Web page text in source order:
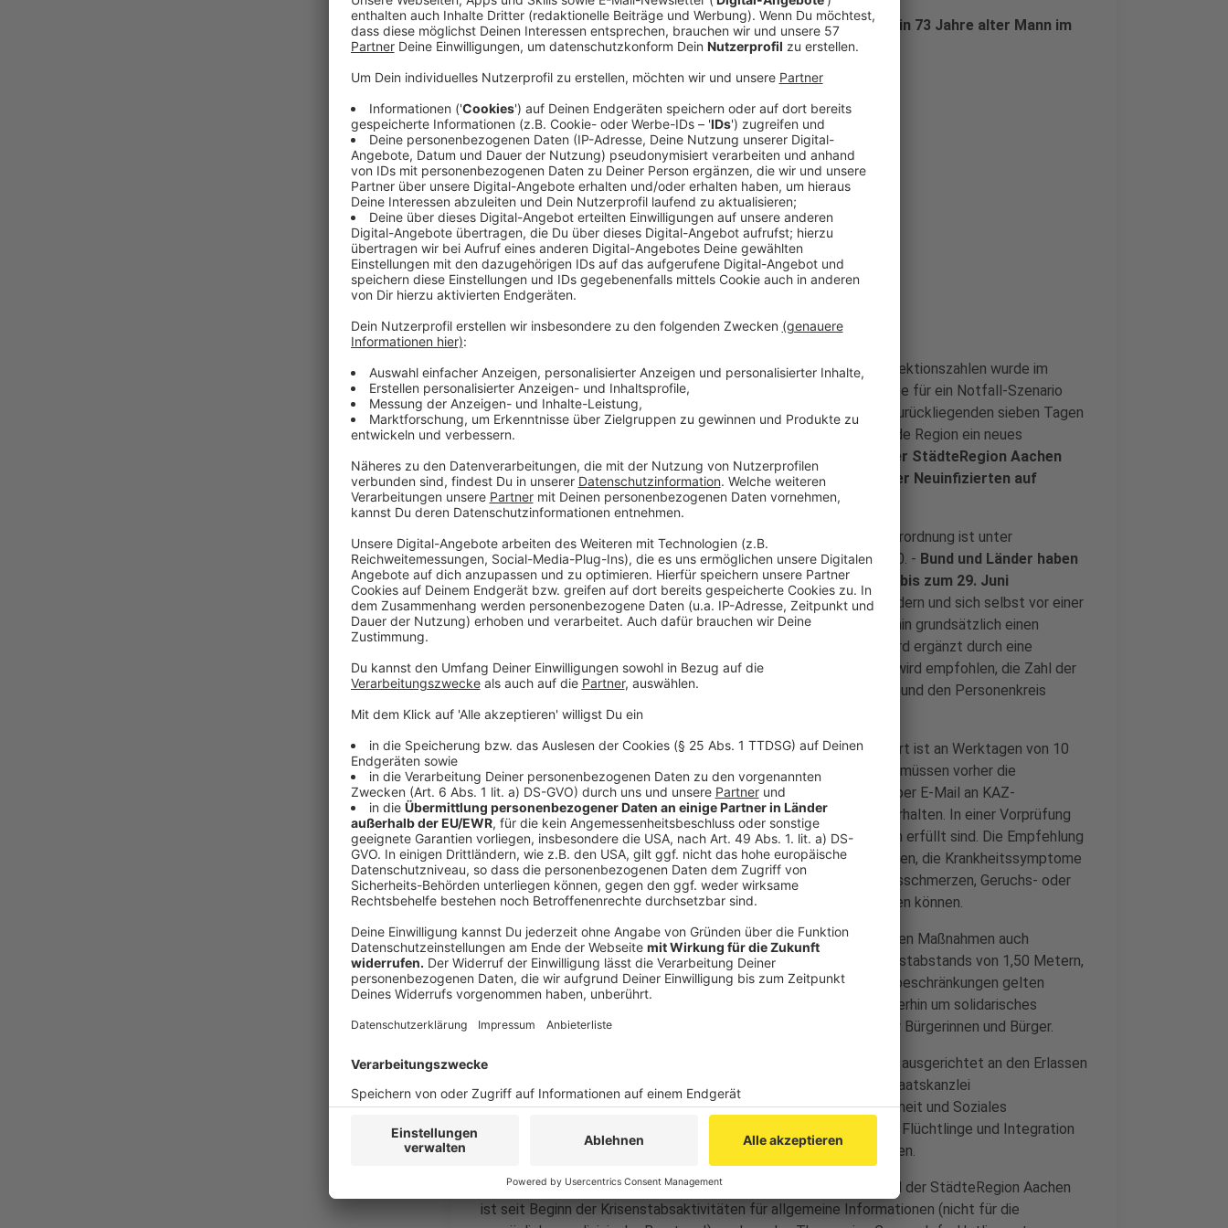
Die Zahl der Todesfälle ist auf 92(+1) gestiegen, zuletzt ist ein 73 Jahre alter Mann im
Zusammenhang mit einer Corona-Virus-Infektion gestorben.
1846 (+7) Patienten sind inzwischen wieder genesen.
Veröffentlicht:Mittwoch, 27.05.2020 10:48
Anzeige
Weitere Infos der Krisenstäbe:
Anzeige
* Notfall-Szenario: Für den Fall eines neuerlichen Anstiegs der Infektionszahlen wurde im
Gespräch zwischen Bund und Ländern eine neue Bemessungsgröße für ein Notfall-Szenario
festgelegt. Dieses greift, wenn mehr als 50 Neuinfizierte in den zurückliegenden sieben Tagen
auf 100.000 Einwohner auftreten. Dann müsste für die betreffende Region ein neues
Beschränkungskonzept vorgelegt werden. - Zur Information:
In der StädteRegion Aachen
liegt, umgerechnet auf besagte Gleichung, derzeit die Zahl der Neuinfizierten auf
100.000 Einwohnern bei 0,4.
* Aktuelle Coronaschutzverordnung: Die aktuelle Coronaschutzverordnung ist unter
www.aachen.de/corona eingestellt. Diese gilt bis zum 5. Juni 2020. - Bund und Länder haben
sich am 26. Mai darauf geeinigt, die Kontaktbeschränkungen bis zum 29. Juni
fortzuschreiben.Um eine Ausbreitung des Coronavirus zu verhindern und sich selbst vor einer
Infektion zu schützen, haben Bürgerinnen und Bürger auch weiterhin grundsätzlich einen
Mindestabstand von 1,5 Metern einzuhalten. Diese Maßnahme wird ergänzt durch eine
Maskenpflicht in bestimmten öffentlichen Bereichen. Außerdem wird empfohlen, die Zahl der
Menschen, zu denen man Kontakt hat, möglichst gering zu halten und den Personenkreis
möglichst konstant zu belassen.
* Abstrichzentrum: Das Abstrichzentrum am Aachener Tivoli ändert ist an Werktagen von 10
bis 16 Uhr geöffnet. Alle Menschen, die getestet werden wollen, müssen vorher die
Telefonhotline 0241/5198-7500 anrufen. Gehörlose können sich per E-Mail an KAZ-
Leitung@staedteregion-aachen.de wenden, um einen Termin zu erhalten. In einer Vorprüfung
wird abgeklärt, ob die Bedingungen für eine Testung grundsätzlich erfüllt sind. Die Empfehlung
des Robert Koch-Instituts sieht derzeit vor, dass sich alle Personen, die Krankheitssymptome
(Fieber, grippeähnliches Gefühl, Schnupfen, Husten, Atemnot, Halsschmerzen, Geruchs- oder
Geschmackssinn verändert oder verloren) aufweisen, testen lassen können.
* Appell: Die Krisenstäbe weisen darauf hin, dass die beschlossenen Maßnahmen auch
weiterhin eingehalten werden müssen. Die Einhaltung eines Mindestabstands von 1,50 Metern,
das Tragen eines Mund-Nasen-Schutzes sowie auch die Kontaktbeschränkungen gelten
grundsätzlich bis zum 29. Juni weiter. Die Krisenstäbe bitten weiterhin um solidarisches
Verhalten und appellieren an das Verantwortungsbewusstsein der Bürgerinnen und Bürger.
* Infos zu aktuellen Entwicklungen: Die Arbeit der Krisenstäbe ist ausgerichtet an den Erlassen
und Entscheidungen der Landesregierung. Die Seiten der NRW-Staatskanzlei
(www.land.nrw/corona), des NRW-Ministeriums für Arbeit, Gesundheit und Soziales
(www.mags.nrw.de) und des NRW-Ministeriums für Kinder, Familie, Flüchtlinge und Integration
(www.mkffi.nrw.de) geben weitere Infos zu aktuellen Entwicklungen.
* Bürgertelefon: Für Bürgerinnen und Bürger der Stadt Aachen und der StädteRegion Aachen
ist seit Beginn der Krisenstabsaktivitäten für allgemeine Informationen (nicht für die